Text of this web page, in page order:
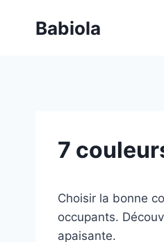
Babiola
7
Choisir la bonne
occupants.
apaisante.